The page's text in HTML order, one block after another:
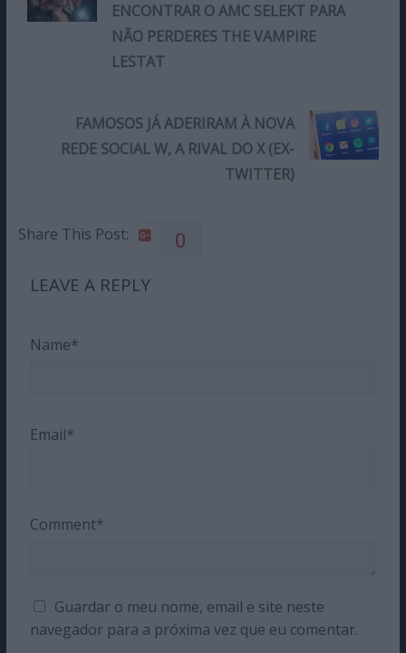
ENCONTRAR O AMC SELEKT PARA
NÃO PERDERES THE VAMPIRE
LESTAT
FAMOSOS JÁ ADERIRAM À NOVA
REDE SOCIAL W, A RIVAL DO X (EX-
TWITTER)
Share This Post: 0
LEAVE A REPLY
Name*
Email*
Comment*
Guardar o meu nome, email e site neste
navegador para a próxima vez que eu comentar.